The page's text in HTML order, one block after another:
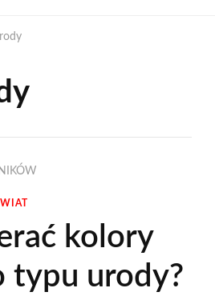
kolory
typu urody?